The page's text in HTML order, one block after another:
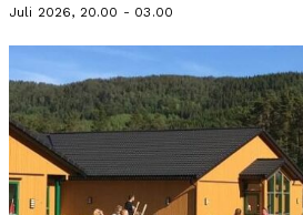
Juli 2026, 20.00 - 03.00